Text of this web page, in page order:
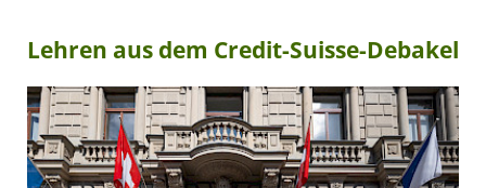
Lehren aus dem Credit-Suisse-Debakel